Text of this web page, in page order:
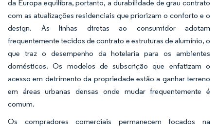
da Europa equilibra, portanto, a durabilidade de grau contrato
com as atualizações residenciais que priorizam o conforto e o
design. As linhas diretas ao consumidor adotam
frequentemente tecidos de contrato e estruturas de alumínio, o
que traz o desempenho da hotelaria para os ambientes
domésticos. Os modelos de subscrição que enfatizam o
acesso em detrimento da propriedade estão a ganhar terreno
em áreas urbanas densas onde mudar frequentemente é
comum.
Os compradores comerciais permanecem focados na